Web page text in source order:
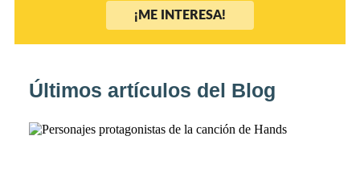
¡ME INTERESA!
Últimos artículos del Blog